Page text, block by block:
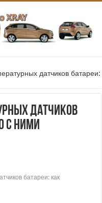
датчиков батареи:
датчиков
с ними
батареи: как